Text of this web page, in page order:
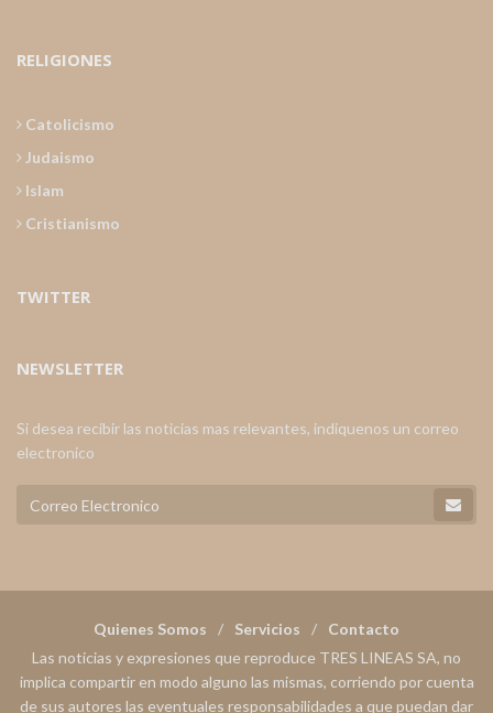
RELIGIONES
Catolicismo
Judaismo
Islam
Cristianismo
TWITTER
NEWSLETTER
Si desea recibir las noticias mas relevantes, indiquenos un correo
electronico
Quienes Somos Servicios
Contacto
Las noticias y expresiones que reproduce TRES LINEAS SA, no
implica compartir en modo alguno las mismas, corriendo por cuenta
de sus autores las eventuales responsabilidades a que puedan dar